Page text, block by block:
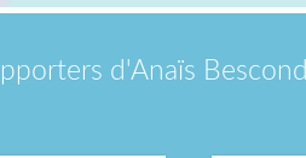
d'Anaïs Bescond